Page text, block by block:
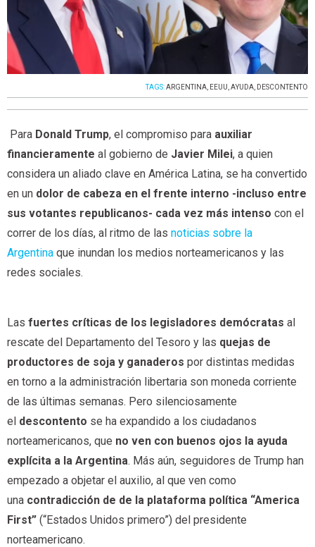
TAGS:ARGENTINA, EEUU,AYUDA, DESCONTENTO
Para Donald Trump, el compromiso para auxiliar
financieramente al gobierno de Javier Milei, a quien
considera un aliado clave en América Latina, se ha convertido
en un dolor de cabeza en el frente interno -incluso entre
sus votantes republicanos- cada vez más intenso con el
correr de los días, al ritmo de las noticias sobre la
Argentina que inundan los medios norteamericanos y las
redes sociales.
Las fuertes críticas de los legisladores demócratas al
rescate del Departamento del Tesoro y las quejas de
productores de soja y ganaderos por distintas medidas
en torno a la administración libertaria son moneda corriente
de las últimas semanas. Pero silenciosamente
el descontento se ha expandido a los ciudadanos
norteamericanos, que no ven con buenos ojos la ayuda
explícita a la Argentina. Más aún, seguidores de Trump han
empezado a objetar el auxilio, al que ven como
una contradicción de de la plataforma política “America
First” (“Estados Unidos primero”) del presidente
norteamericano.